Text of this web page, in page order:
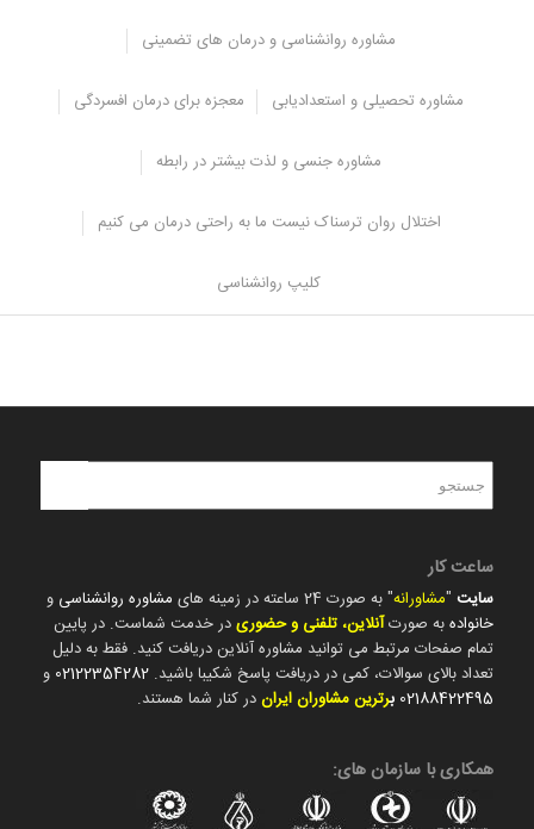
مشاوره روانشناسی و درمان های تضمینی
مشاوره تحصیلی و استعدادیابی معجزه برای درمان افسردگی
مشاوره جنسی و لذت بیشتر در رابطه
اختلال روان ترسناک نیست ما به راحتی درمان می کنیم
کلیپ روانشناسی
ساعت کار
سایت"مشاورانه" به صورت 24 ساعته در زمینه های مشاوره روانشناسی و
خانوادهبه صورتآنلاین، تلفنی و حضوریدر خدمت شماست. در پایین
تمام صفحات مرتبط می توانید مشاوره آنلاین دریافت کنید. فقط به دلیل
تعداد بالای سوالات، کمی در دریافت پاسخ شکیبا باشید. 02122354282 و
02188422495 برترین مشاوران ایراندر کنار شما هستند.
همکاری با سازمان های: